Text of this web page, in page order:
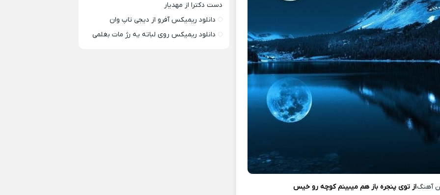
آهنگاز توی پنجره باز هم میبینم کوچه رو خیس
دست دکترا از مهدیار
دانلود ریمیکس آفرو از ديجی تاپ وان
دانلود ریمیکس روی لباته یه رژ مات بغلمی